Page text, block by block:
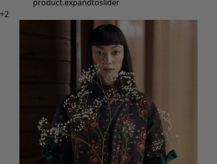
product.expandtoslider
+2